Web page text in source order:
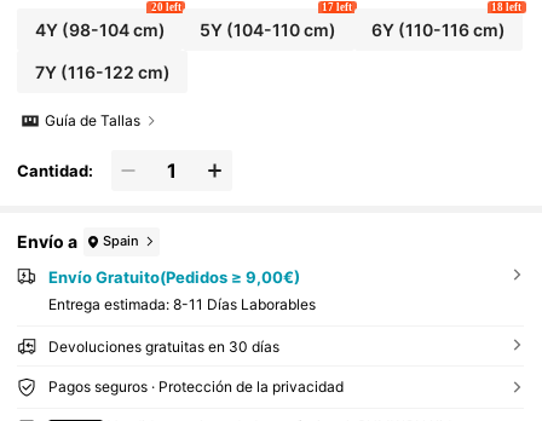
4Y(98-104 cm)
20 left
5Y (104-110 cm)
17 left
6Y(110-116 cm)
18 left
7Y(116-122 cm)
Guía de Tallas
Cantidad:
Envío a Spain
Envío Gratuito(Pedidos ≥ 9,00€)
Entrega estimada: 8-11 Días Laborables
Devoluciones gratuitas en 30 días
Pagos seguros · Protección de la privacidad